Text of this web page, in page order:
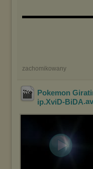
zachomikowany
Pokemon
ip.XviD-BiDA